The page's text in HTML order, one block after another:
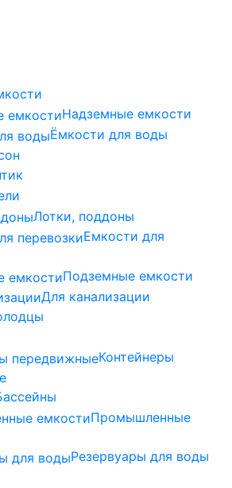
Надземные емкости
Ёмкости для воды
Лотки, поддоны
Емкости для
Подземные емкости
Для канализации
Контейнеры
Промышленные
Резервуары для воды